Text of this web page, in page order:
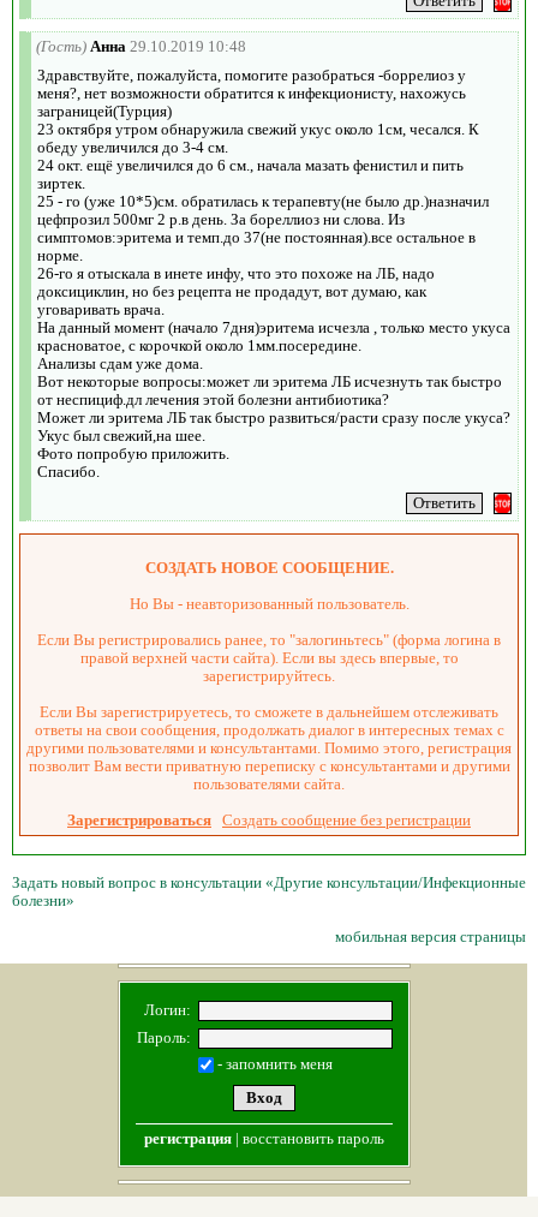
(Гость) Анна 29.10.2019 10:48
Здравствуйте, пожалуйста, помогите разобраться -боррелиоз у
меня?, нет возможности обратится к инфекционисту, нахожусь
заграницей(Турция)
23 октября утром обнаружила свежий укус около 1см, чесался. К
обеду увеличился до 3-4 см.
24 окт. ещё увеличился до 6 см., начала мазать фенистил и пить
зиртек.
25 - го (уже 10*5)см. обратилась к терапевту(не было др.)назначил
цефпрозил 500мг 2 р.в день. За бореллиоз ни слова. Из
симптомов:эритема и темп.до 37(не постоянная).все остальное в
норме.
26-го я отыскала в инете инфу, что это похоже на ЛБ, надо
доксициклин, но без рецепта не продадут, вот думаю, как
уговаривать врача.
На данный момент (начало 7дня)эритема исчезла , только место укуса
красноватое, с корочкой около 1мм.посередине.
Анализы сдам уже дома.
Вот некоторые вопросы:может ли эритема ЛБ исчезнуть так быстро
от неспициф.дл лечения этой болезни антибиотика?
Может ли эритема ЛБ так быстро развиться/расти сразу после укуса?
Укус был свежий,на шее.
Фото попробую приложить.
Спасибо.
СОЗДАТЬ НОВОЕ СООБЩЕНИЕ.
Но Вы - неавторизованный пользователь.
Если Вы регистрировались ранее, то "залогиньтесь" (форма логина в
правой верхней части сайта). Если вы здесь впервые, то
зарегистрируйтесь.
Если Вы зарегистрируетесь, то сможете в дальнейшем отслеживать
ответы на свои сообщения, продолжать диалог в интересных темах с
другими пользователями и консультантами. Помимо этого, регистрация
позволит Вам вести приватную переписку с консультантами и другими
пользователями сайта.
Зарегистрироваться Создать сообщение без регистрации
Задать новый вопрос в консультации «Другие консультации/Инфекционные
болезни»
мобильная версия страницы
Логин:
Пароль:
- запомнить меня
регистрация| восстановить пароль